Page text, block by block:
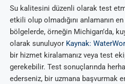
Su kalitesini düzenli olarak test
etkili olup olmadığını anlamanın
bölgelerde, örneğin Michigan’da,
olarak sunuluyor Kaynak:
bir hizmet kiralamanız veya test
gerekebilir. Test sonuçlarında
ederseniz, bir uzmana başvurmak